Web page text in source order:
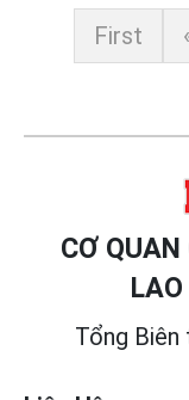
First
CƠ
Tổng Biên